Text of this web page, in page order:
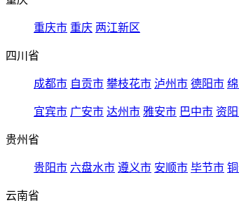
重庆市 重庆 两江新区
四川省
成都市 自贡市 攀枝花市 泸州市 德阳市
宜宾市 广安市 达州市 雅安市 巴中市 资
贵州省
贵阳市 六盘水市 遵义市 安顺市 毕节市
云南省